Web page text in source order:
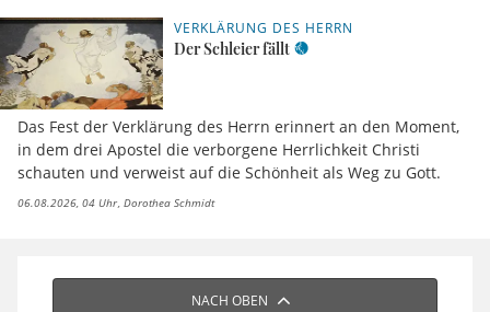
VERKLÄRUNG DES HERRN
Der Schleier fällt
Das Fest der Verklärung des Herrn erinnert an den Moment,
in dem drei Apostel die verborgene Herrlichkeit Christi
schauten und verweist auf die Schönheit als Weg zu Gott.
06.08.2026, 04 Uhr Dorothea Schmidt
NACH OBEN